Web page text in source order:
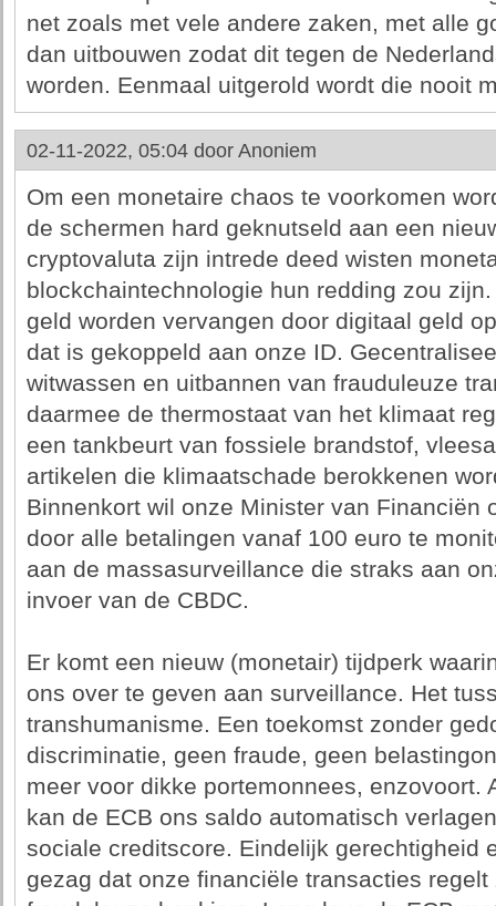
net zoals met vele andere zaken, met alle
dan uitbouwen zodat dit tegen de
worden. Eenmaal uitgerold wordt die nooit
02-11-2022, 05:04 door Anoniem
Om een monetaire chaos te voorkomen
de schermen hard geknutseld aan een
cryptovaluta zijn intrede deed wisten
blockchaintechnologie hun redding zou
geld worden vervangen door digitaal geld
dat is gekoppeld aan onze ID.
witwassen en uitbannen van frauduleuze
daarmee de thermostaat van het klimaat
een tankbeurt van fossiele brandstof,
artikelen die klimaatschade berokkenen
Binnenkort wil onze Minister van Financiën
door alle betalingen vanaf 100 euro te
aan de massasurveillance die straks aan
invoer van de CBDC.
Er komt een nieuw (monetair) tijdperk
ons over te geven aan surveillance. Het
transhumanisme. Een toekomst zonder
discriminatie, geen fraude, geen
meer voor dikke portemonnees, enzovoort.
kan de ECB ons saldo automatisch
sociale creditscore. Eindelijk gerechtigheid
gezag dat onze financiële transacties